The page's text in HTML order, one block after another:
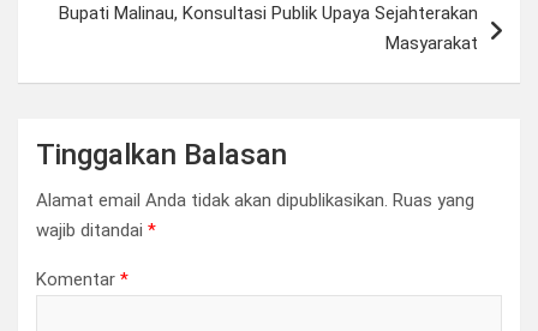
Bupati Malinau, Konsultasi Publik Upaya Sejahterakan
Masyarakat
Tinggalkan Balasan
Alamat email Anda tidak akan dipublikasikan. Ruas yang
wajib ditandai *
Komentar *